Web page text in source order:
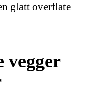
glatt overflate
vegger